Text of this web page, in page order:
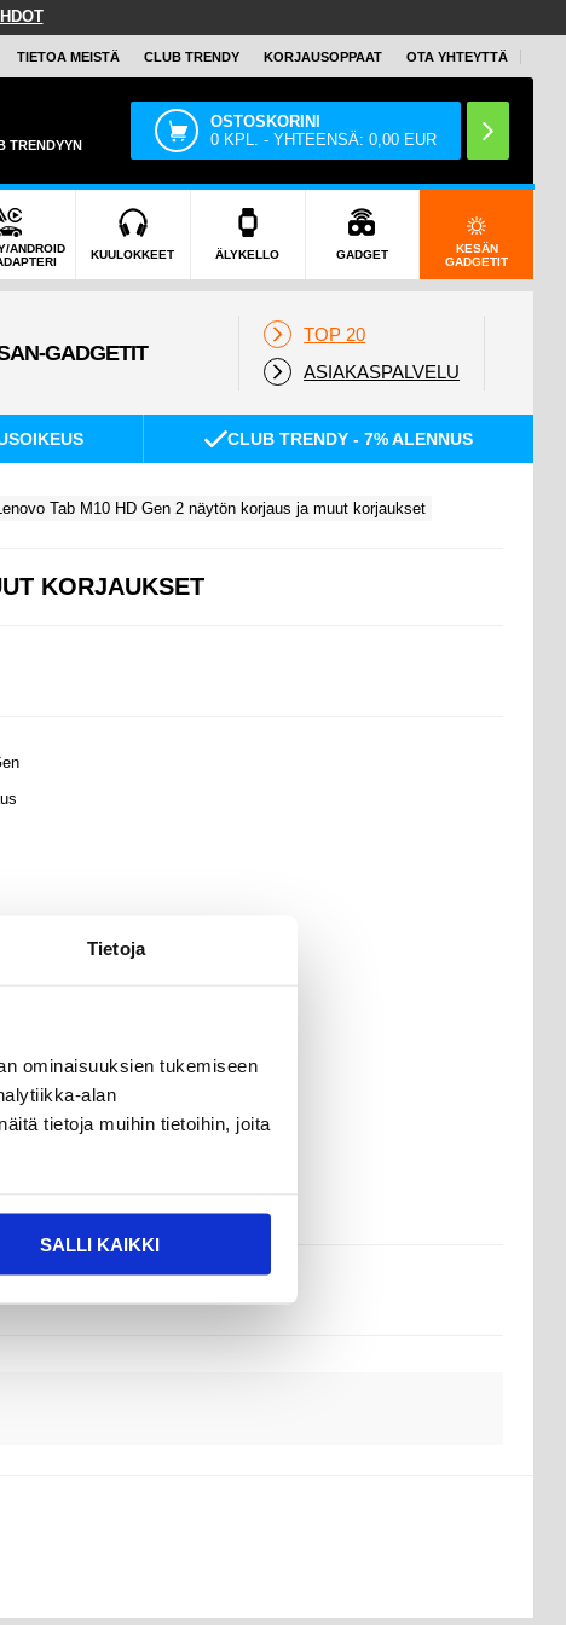
Tietoja
ominaisuuksien tukemiseen
alan
tietoja muihin tietoihin, joita
SALLI KAIKKI
TIETOA MEISTÄ CLUB TRENDY KORJAUSOPPAAT OTA YHTEYTTÄ
TRENDYYN
OSTOSKORINI
0 KPL. - YHTEENSÄ:0,00 EUR
ANDROID
KUULOKKEET ÄLYKELLO GADGET
KESÄN
GADGETIT
TOP 20
ASIAKASPALVELU
CLUB TRENDY - 7% ALENNUS
Tab M10 HD Gen 2 näytön korjaus ja muut korjaukset
KORJAUKSET